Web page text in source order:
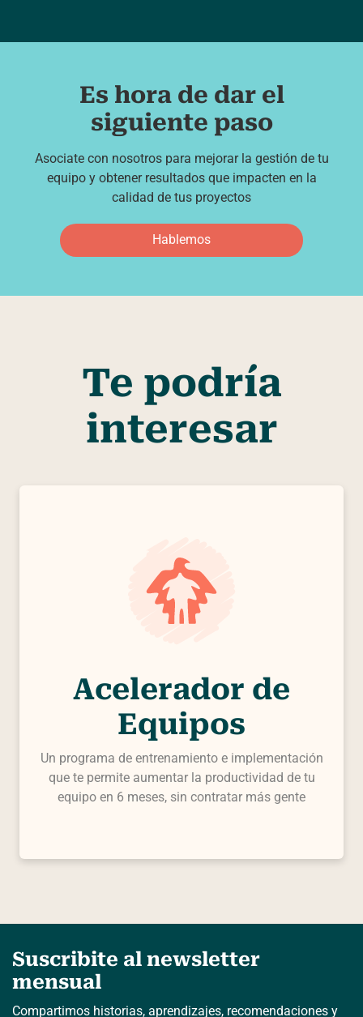
Es hora de dar el
siguiente paso
Asociate con nosotros para mejorar la gestión de tu
equipo y obtener resultados que impacten en la
calidad de tus proyectos
Hablemos
Te podría
interesar
Acelerador de
Equipos
Un programa de entrenamiento e implementación
que te permite aumentar la productividad de tu
equipo en 6 meses, sin contratar más gente
Suscribite al newsletter
mensual
Compartimos historias, aprendizajes, recomendaciones y